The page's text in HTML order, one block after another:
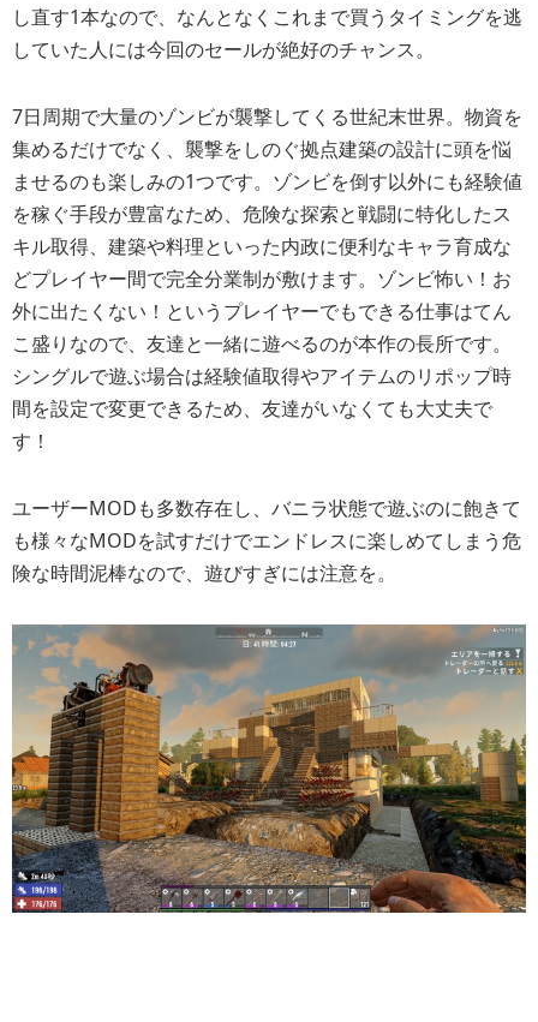
し直す1本なので、なんとなくこれまで買うタイミングを逃
していた人には今回のセールが絶好のチャンス。
7日周期で大量のゾンビが襲撃してくる世紀末世界。物資を
集めるだけでなく、襲撃をしのぐ拠点建築の設計に頭を悩
ませるのも楽しみの1つです。ゾンビを倒す以外にも経験値
を稼ぐ手段が豊富なため、危険な探索と戦闘に特化したス
キル取得、建築や料理といった内政に便利なキャラ育成な
どプレイヤー間で完全分業制が敷けます。ゾンビ怖い！お
外に出たくない！というプレイヤーでもできる仕事はてん
こ盛りなので、友達と一緒に遊べるのが本作の長所です。
シングルで遊ぶ場合は経験値取得やアイテムのリポップ時
間を設定で変更できるため、友達がいなくても大丈夫で
す！
ユーザーMODも多数存在し、バニラ状態で遊ぶのに飽きて
も様々なMODを試すだけでエンドレスに楽しめてしまう危
険な時間泥棒なので、遊びすぎには注意を。